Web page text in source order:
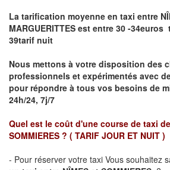
La tarification moyenne en taxi entre
MARGUERITTES est entre 30 -
39tarif nuit
Nous mettons à votre disposition des
professionnels et expérimentés avec
pour répondre à tous vos besoins de
24h/24, 7j/7
Quel est le coût d'une course de taxi de
SOMMIERES ? ( TARIF JOUR ET NUIT )
- Pour réserver votre taxi Vous souhaitez